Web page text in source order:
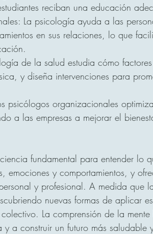
reciban una educación
La psicología ayuda a las
en sus relaciones, lo que
de la salud estudia cómo
y diseña intervenciones para
psicólogos organizacionales
a las empresas a mejorar el
fundamental para entender lo
emociones y comportamientos, y
y profesional. A medida que
nuevas formas de aplicar
La comprensión de la
a construir un futuro más saludable